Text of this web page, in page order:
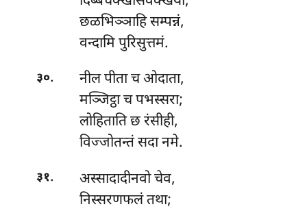
छळभिञ्ञाहि सम्पन्नं,
वन्दामि पुरिसुत्तमं.
३०.
नील पीता च ओदाता,
मञ्जिट्ठा च पभस्सरा;
लोहिताति छ रंसीही,
विज्जोतन्तं सदा नमे.
३१. अस्सादादीनवोचेव,
निस्सरणफलं तथा;